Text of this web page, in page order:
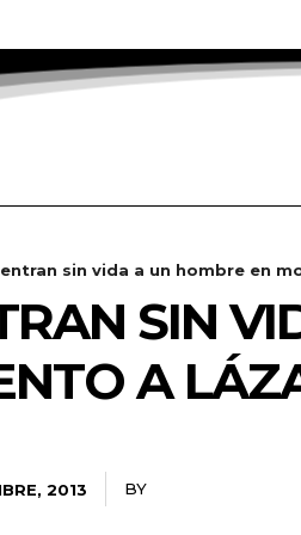
sin vida a un hombre en
SIN
A
2013 BY